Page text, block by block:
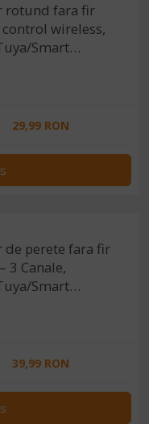
rotund fara fir
control wireless,
Smart
29,99 RON
perete fara fir
3 Canale,
Smart
39,99 RON